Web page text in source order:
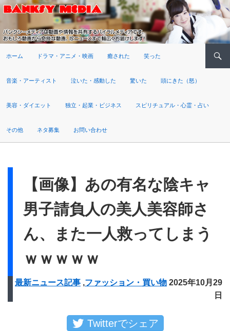
ホーム ドラマ・アニメ・映画 癒された 笑った
音楽・アーティスト 泣いた・感動した 驚いた 頭にきた（怒）
美容・ダイエット 独立・起業・ビジネス スピリチュアル・心霊・占い
その他 ネタ募集 お問い合わせ
【画像】あの有名な陰キャ
男子請負人の美人美容師さ
ん、また一人救ってしまう
ｗｗｗｗｗ
最新ニュース記事 ,ファッション・買い物 2025年10月29
日
Twitterでシェア